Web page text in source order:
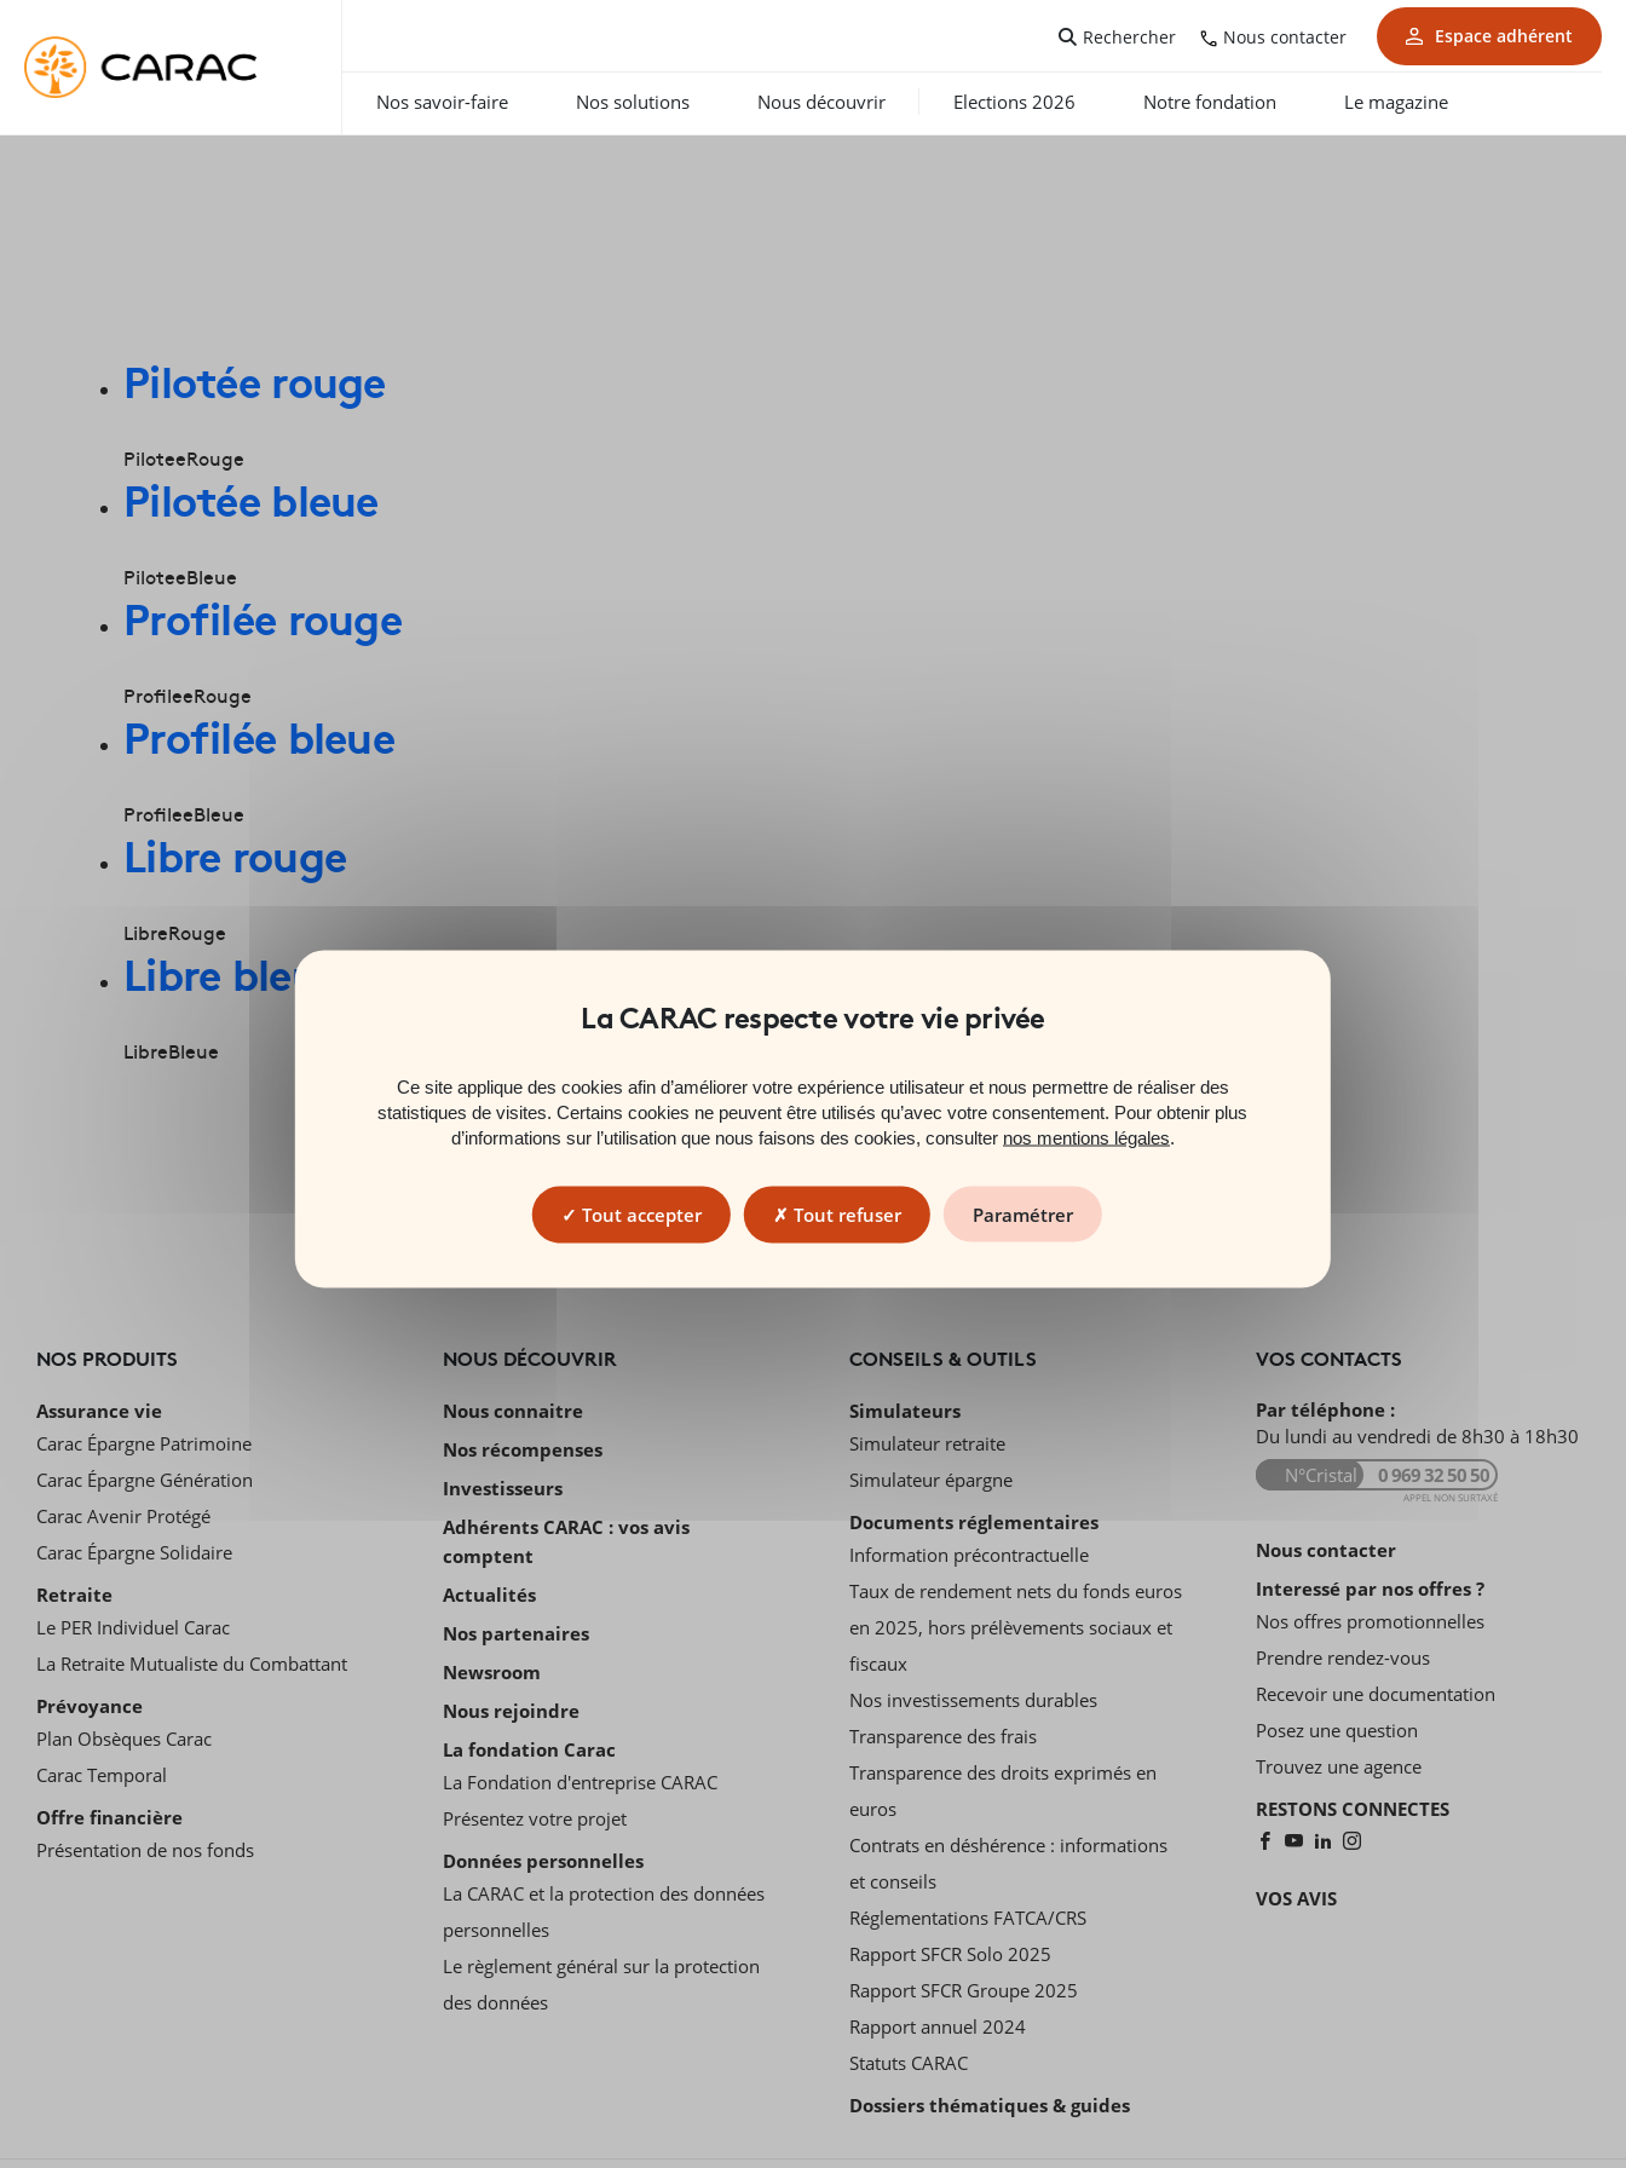
Rechercher Nous contacter Espace adhérent
Nos savoir-faire Nos solutions Nous découvrir Elections 2026 Notre fondation Le magazine
Pilotée rouge
PiloteeRouge
Pilotée bleue
PiloteeBleue
Profilée rouge
ProfileeRouge
Profilée bleue
ProfileeBleue
Libre rouge
LibreRouge
Libre bleue
LibreBleue
NOS PRODUITS
Assurance vie
Carac Épargne Patrimoine
Carac Épargne Génération
Carac Avenir Protégé
Carac Épargne Solidaire
Retraite
Le PER Individuel Carac
La Retraite Mutualiste du Combattant
Prévoyance
Plan Obsèques Carac
Carac Temporal
Offre financière
Présentation de nos fonds
NOUS DÉCOUVRIR
Nous connaitre
Nos récompenses
Investisseurs
Adhérents CARAC : vos avis
comptent
Actualités
Nos partenaires
Newsroom
Nous rejoindre
La fondation Carac
La Fondation d'entreprise CARAC
Présentez votre projet
Données personnelles
La CARAC et la protection des données
personnelles
Le règlement général sur la protection
des données
CONSEILS & OUTILS
Simulateurs
Simulateur retraite
Simulateur épargne
Documents réglementaires
Information précontractuelle
Taux de rendement nets du fonds euros
en 2025, hors prélèvements sociaux et
fiscaux
Nos investissements durables
Transparence des frais
Transparence des droits exprimés en
euros
Contrats en déshérence : informations
et conseils
Réglementations FATCA/CRS
Rapport SFCR Solo 2025
Rapport SFCR Groupe 2025
Rapport annuel 2024
Statuts CARAC
Dossiers thématiques & guides
VOS CONTACTS
Par téléphone :
Du lundi au vendredi de 8h30 à 18h30
N°Cristal
0 969 32 50 50
APPEL NON SURTAXÉ
Nous contacter
Interessé par nos offres ?
Nos offres promotionnelles
Prendre rendez-vous
Recevoir une documentation
Posez une question
Trouvez une agence
RESTONS CONNECTES
VOS AVIS
Ce site applique des cookies afin d’améliorer votre expérience utilisateur et nous permettre de réaliser des
statistiques de visites. Certains cookies ne peuvent être utilisés qu’avec votre consentement. Pour obtenir plus
d’informations sur l’utilisation que nous faisons des cookies, consulter nos mentions légales
Tout accepter Tout refuser Paramétrer